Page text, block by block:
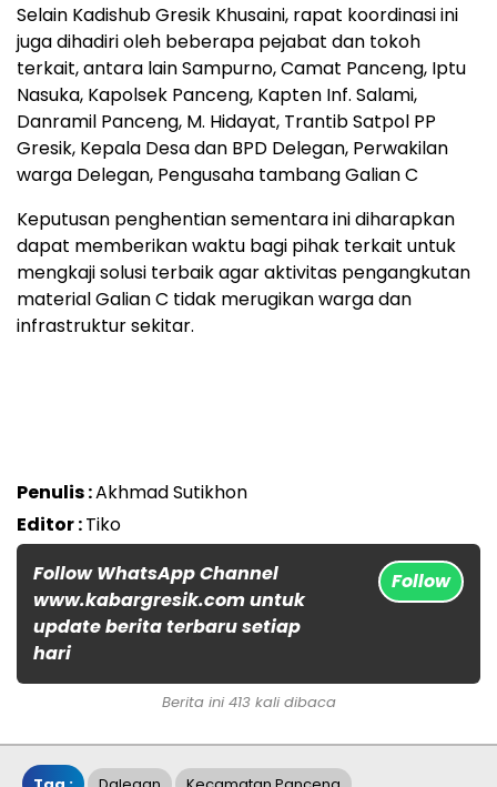
Selain Kadishub Gresik Khusaini, rapat koordinasi ini
juga dihadiri oleh beberapa pejabat dan tokoh
terkait, antara lain Sampurno, Camat Panceng, Iptu
Nasuka, Kapolsek Panceng, Kapten Inf. Salami,
Danramil Panceng, M. Hidayat, Trantib Satpol PP
Gresik, Kepala Desa dan BPD Delegan, Perwakilan
warga Delegan, Pengusaha tambang Galian C
Keputusan penghentian sementara ini diharapkan
dapat memberikan waktu bagi pihak terkait untuk
mengkaji solusi terbaik agar aktivitas pengangkutan
material Galian C tidak merugikan warga dan
infrastruktur sekitar.
Penulis :Akhmad Sutikhon
Editor :Tiko
Follow WhatsApp Channel
www.kabargresik.com untuk
update berita terbaru setiap
hari
Follow
Berita ini 413 kali dibaca